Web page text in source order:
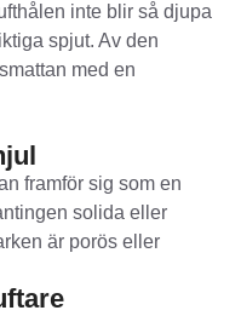
inte blir så djupa
spjut. Av den
med en
framför sig som en
solida eller
är porös eller